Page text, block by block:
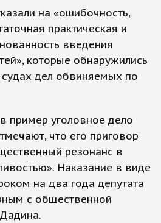
на «ошибочность,
практическая и
введения
которые обнаружились
дел обвиняемых по
пример уголовное дело
что его приговор
резонанс в
Наказание в виде
на два года депутата
с общественной